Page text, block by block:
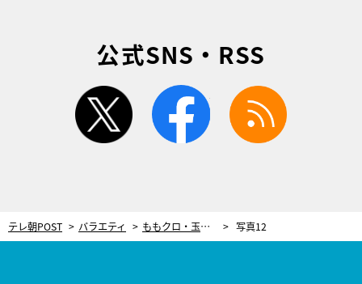
公式SNS・RSS
twitter facebook
テレ朝POST バラエティ ももクロ・玉井詩織vs土佐兄弟・兄の因縁バトル、ついに決着!? 写真12